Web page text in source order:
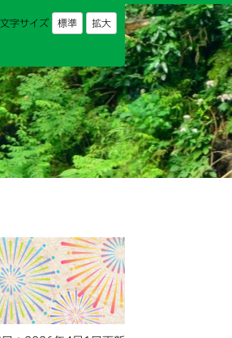
文字サイズ 標準 拡大